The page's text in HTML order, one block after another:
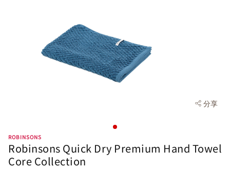
分享
ROBINSONS
Robinsons Quick Dry Premium Hand Towel
Core Collection